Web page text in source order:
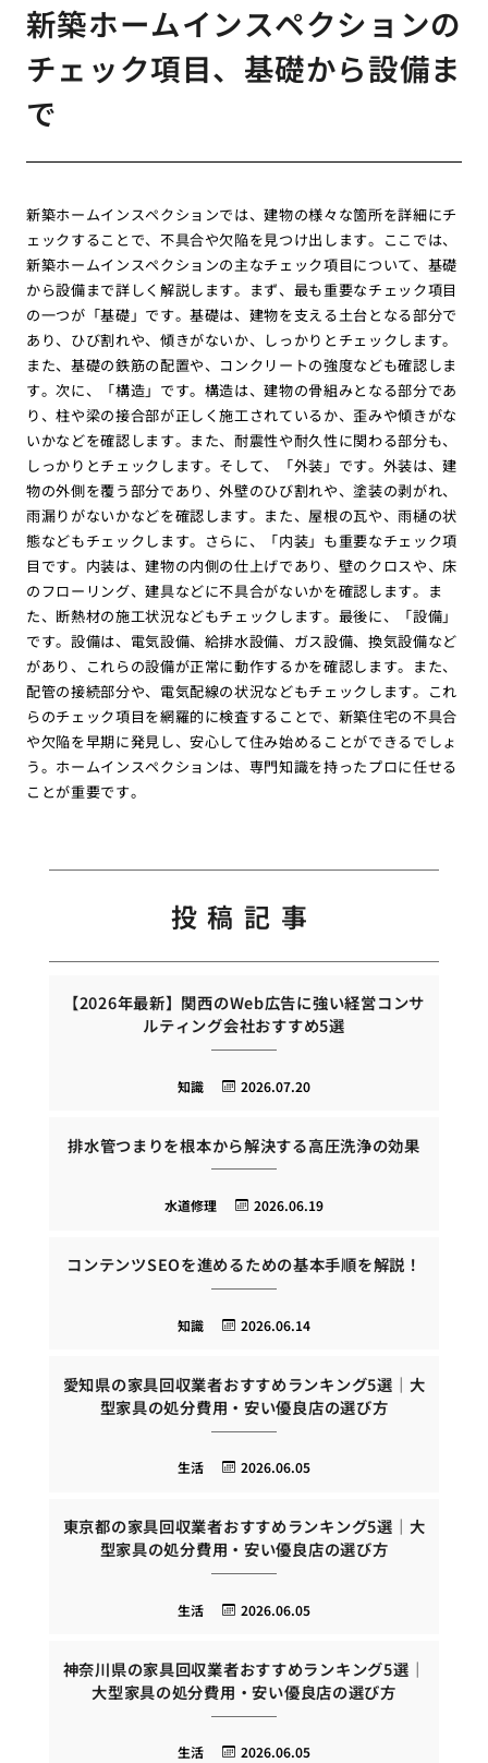
新築ホームインスペクションの
チェック項目、基礎から設備ま
で
新築ホームインスペクションでは、建物の様々な箇所を詳細にチ
ェックすることで、不具合や欠陥を見つけ出します。ここでは、
新築ホームインスペクションの主なチェック項目について、基礎
から設備まで詳しく解説します。まず、最も重要なチェック項目
の一つが「基礎」です。基礎は、建物を支える土台となる部分で
あり、ひび割れや、傾きがないか、しっかりとチェックします。
また、基礎の鉄筋の配置や、コンクリートの強度なども確認しま
す。次に、「構造」です。構造は、建物の骨組みとなる部分であ
り、柱や梁の接合部が正しく施工されているか、歪みや傾きがな
いかなどを確認します。また、耐震性や耐久性に関わる部分も、
しっかりとチェックします。そして、「外装」です。外装は、建
物の外側を覆う部分であり、外壁のひび割れや、塗装の剥がれ、
雨漏りがないかなどを確認します。また、屋根の瓦や、雨樋の状
態などもチェックします。さらに、「内装」も重要なチェック項
目です。内装は、建物の内側の仕上げであり、壁のクロスや、床
のフローリング、建具などに不具合がないかを確認します。ま
た、断熱材の施工状況などもチェックします。最後に、「設備」
です。設備は、電気設備、給排水設備、ガス設備、換気設備など
があり、これらの設備が正常に動作するかを確認します。また、
配管の接続部分や、電気配線の状況などもチェックします。これ
らのチェック項目を網羅的に検査することで、新築住宅の不具合
や欠陥を早期に発見し、安心して住み始めることができるでしょ
う。ホームインスペクションは、専門知識を持ったプロに任せる
ことが重要です。
投稿記事
【2026年最新】関西のWeb広告に強い経営コンサ
ルティング会社おすすめ5選
2026.07.20
知識
排水管つまりを根本から解決する高圧洗浄の効果
2026.06.19
水道修理
コンテンツSEOを進めるための基本手順を解説！
2026.06.14
知識
愛知県の家具回収業者おすすめランキング5選｜大
型家具の処分費用・安い優良店の選び方
2026.06.05
生活
東京都の家具回収業者おすすめランキング5選｜大
型家具の処分費用・安い優良店の選び方
2026.06.05
生活
神奈川県の家具回収業者おすすめランキング5選｜
大型家具の処分費用・安い優良店の選び方
2026.06.05
生活